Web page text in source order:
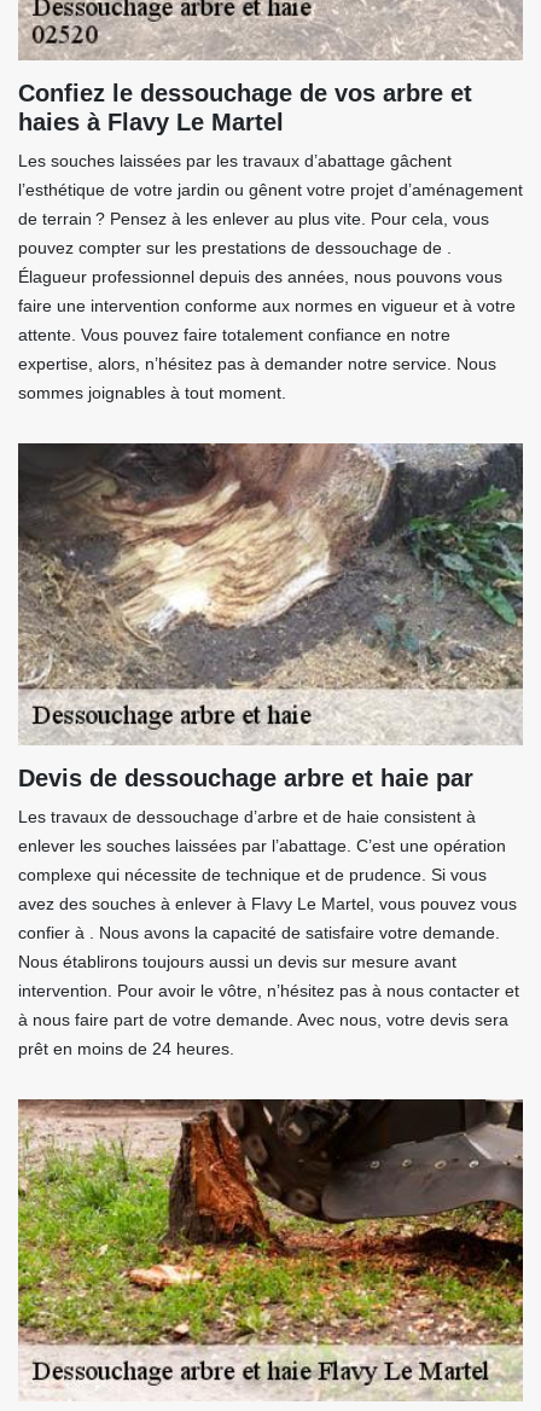
Confiez le dessouchage de vos arbre et
haies à Flavy Le Martel
Les souches laissées par les travaux d’abattage gâchent
l’esthétique de votre jardin ou gênent votre projet d’aménagement
de terrain ? Pensez à les enlever au plus vite. Pour cela, vous
pouvez compter sur les prestations de dessouchage de .
Élagueur professionnel depuis des années, nous pouvons vous
faire une intervention conforme aux normes en vigueur et à votre
attente. Vous pouvez faire totalement confiance en notre
expertise, alors, n’hésitez pas à demander notre service. Nous
sommes joignables à tout moment.
Devis de dessouchage arbre et haie par
Les travaux de dessouchage d’arbre et de haie consistent à
enlever les souches laissées par l’abattage. C’est une opération
complexe qui nécessite de technique et de prudence. Si vous
avez des souches à enlever à Flavy Le Martel, vous pouvez vous
confier à . Nous avons la capacité de satisfaire votre demande.
Nous établirons toujours aussi un devis sur mesure avant
intervention. Pour avoir le vôtre, n’hésitez pas à nous contacter et
à nous faire part de votre demande. Avec nous, votre devis sera
prêt en moins de 24 heures.